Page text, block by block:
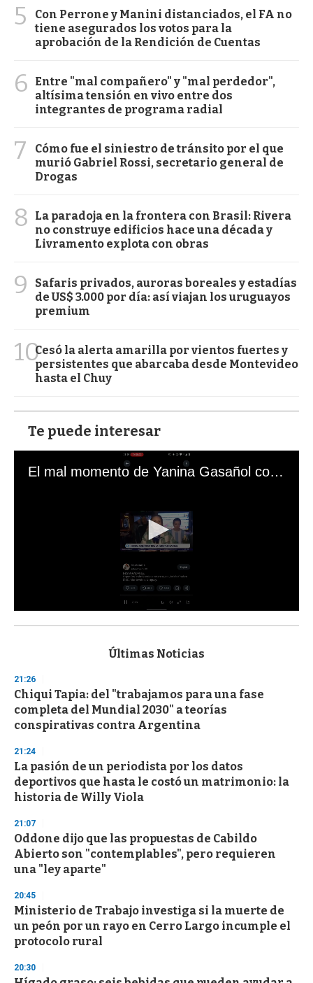
5
Con Perrone y Manini distanciados, el FA no
tiene asegurados los votos para la
aprobación de la Rendición de Cuentas
6
Entre "mal compañero" y "mal perdedor",
altísima tensión en vivo entre dos
integrantes de programa radial
7
Cómo fue el siniestro de tránsito por el que
murió Gabriel Rossi, secretario general de
Drogas
8
La paradoja en la frontera con Brasil: Rivera
no construye edificios hace una década y
Livramento explota con obras
9
Safaris privados, auroras boreales y estadías
de US$ 3.000 por día: así viajan los uruguayos
premium
10Cesó la alerta amarilla por vientos fuertes y
persistentes que abarcaba desde Montevideo
hasta el Chuy
Te puede interesar
El mal momento de Yanina Gasañol con un hincha argentino en "Subrayado"
s
d
s
o
f
3
s
e
c
o
n
Últimas Noticias
21:26
Chiqui Tapia: del "trabajamos para una fase
completa del Mundial 2030" a teorías
conspirativas contra Argentina
21:24
La pasión de un periodista por los datos
deportivos que hasta le costó un matrimonio: la
historia de Willy Viola
21:07
Oddone dijo que las propuestas de Cabildo
Abierto son "contemplables", pero requieren
una "ley aparte"
20:45
Ministerio de Trabajo investiga si la muerte de
un peón por un rayo en Cerro Largo incumple el
protocolo rural
20:30